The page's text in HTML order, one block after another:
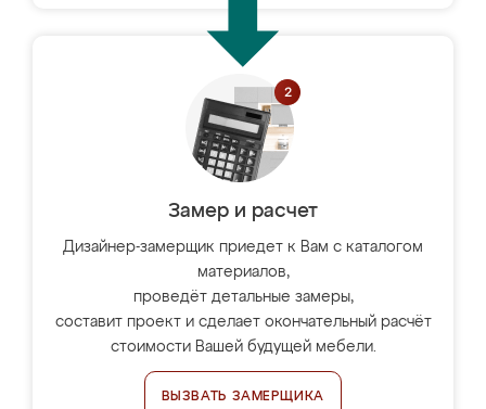
Замер и расчет
Дизайнер-замерщик приедет к Вам с каталогом
материалов,
проведёт детальные замеры,
составит проект и сделает окончательный расчёт
стоимости Вашей будущей мебели.
ВЫЗВАТЬ ЗАМЕРЩИКА